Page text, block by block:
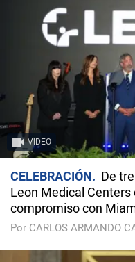
VIDEO
CELEBRACIÓN
De
Leon Medical Centers
compromiso con
Por CARLOS ARMANDO